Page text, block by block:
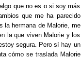
que no es o si soy más
que me ha parecido
la hermana de Malorie, me
la que viven Malorie y los
segura. Pero sí hay un
cómo se traslada Malorie